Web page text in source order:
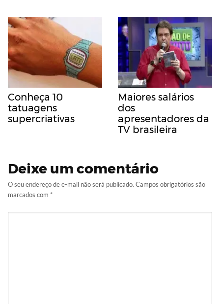
Conheça 10
tatuagens
supercriativas
Maiores salários
dos
apresentadores da
TV brasileira
Deixe um comentário
O seu endereço de e-mail não será publicado. Campos obrigatórios são
marcados com *